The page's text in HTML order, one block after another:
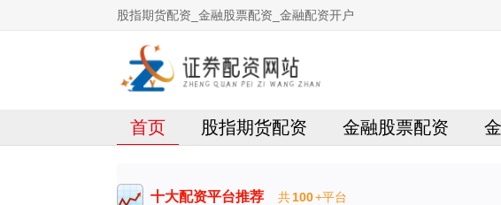
股指期货配资_金融股票配资_金融配资开户
首页 股指期货配资 金融股票配资
十大配资平台推荐 共100+平台